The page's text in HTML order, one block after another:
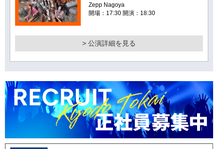
Zepp Nagoya
開場：17:30 開演：18:30
> 公演詳細を見る